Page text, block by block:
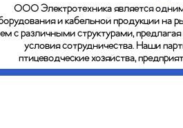
ООО Электротехника является
и кабельной продукции на
с различными структурами,
условия сотрудничества. Наши
птицеводческие хозяйства,